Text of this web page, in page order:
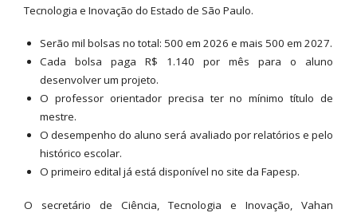
Tecnologia e Inovação do Estado de São Paulo.
Serão mil bolsas no total: 500 em 2026 e mais 500 em 2027.
Cada bolsa paga R$ 1.140 por mês para o aluno
desenvolver um projeto.
O professor orientador precisa ter no mínimo título de
mestre.
O desempenho do aluno será avaliado por relatórios e pelo
histórico escolar.
O primeiro edital já está disponível no site da Fapesp.
O secretário de Ciência, Tecnologia e Inovação, Vahan